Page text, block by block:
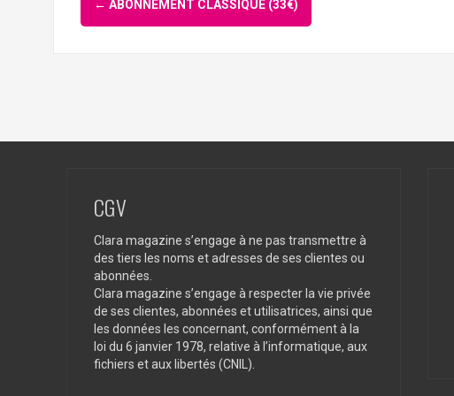
d'article
← ABONNEMENT CLASSIQUE (33€)
CGV
Clara magazine s’engage à ne pas transmettre à
des tiers les noms et adresses de ses clientes ou
abonnées.
Clara magazine s’engage à respecter la vie privée
de ses clientes, abonnées et utilisatrices, ainsi que
les données les concernant, conformément à la
loi du 6 janvier 1978, relative à l’informatique, aux
fichiers et aux libertés (CNIL).